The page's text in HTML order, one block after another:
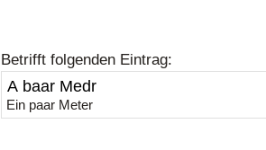
Betrifft folgenden Eintrag:
Ein paar Meter